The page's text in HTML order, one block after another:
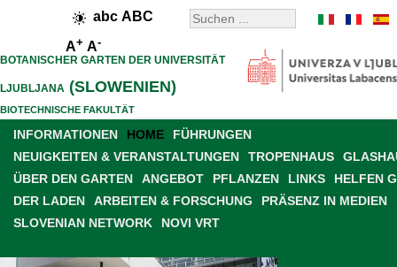
abc ABC
A+ A-
BOTANISCHER GARTEN DER UNIVERSITÄT
LJUBLJANA (SLOWENIEN)
BIOTECHNISCHE FAKULTÄT
INFORMATIONEN HOME
FÜHRUNGEN
NEUIGKEITEN & VERANSTALTUNGEN
TROPENHAUS
ÜBER DEN GARTEN
ANGEBOT PFLANZEN LINKS
HELFEN
DER LADEN
ARBEITEN & FORSCHUNG
PRÄSENZ IN MEDIEN
SLOVENIAN NETWORK
NOVI VRT